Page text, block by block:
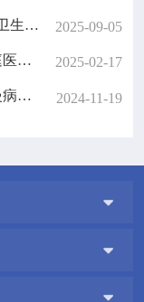
下基层 手把手 心连心构建基本公共卫生服务的基层守护网 2025-09-05
2024年国家基本公共卫生服务和家庭医生签约服务报表线上指导顺利完成 2025-02-17
2024年国家基本公共卫生服务项目慢病患者健康管理技术培训班顺利举办 2024-11-19


